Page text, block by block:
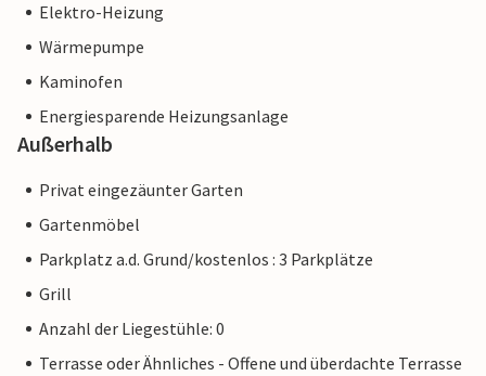
Elektro-Heizung
Wärmepumpe
Kaminofen
Energiesparende Heizungsanlage
Außerhalb
Privat eingezäunter Garten
Gartenmöbel
Parkplatz a.d. Grund/kostenlos : 3 Parkplätze
Grill
Anzahl der Liegestühle: 0
Terrasse oder Ähnliches - Offene und überdachte Terrasse